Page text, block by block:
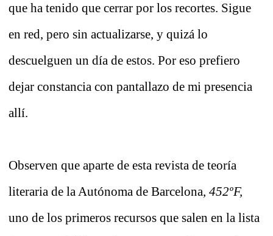
que ha tenido que cerrar por los recortes. Sigue
en red, pero sin actualizarse, y quizá lo
descuelguen un día de estos. Por eso prefiero
dejar constancia con pantallazo de mi presencia
allí.
Observen que aparte de esta revista de teoría
literaria de la Autónoma de Barcelona, 452ºF,
uno de los primeros recursos que salen en la lista